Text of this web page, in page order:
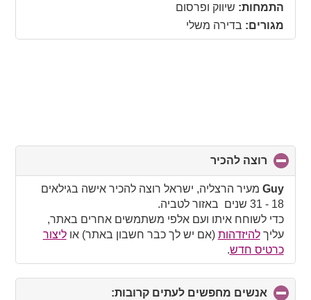
התמחות: שיווק ופרסום
מגורים: בדירה משלי
רוצה להכיר
to
collapse
contents
Guy מעיר הרצליה, ישראל רוצה להכיר אישה בגילאים
18 - 31 שנים באזור לטביה.
כדי לשוחח איתו ועם אלפי משתמשים אחרים באתר,
עליךלהיזדהות (אם יש לך כבר חשבון באתר) אוליצור
כרטיס חדש.
אנשים מחפשים לעתים קרובות: